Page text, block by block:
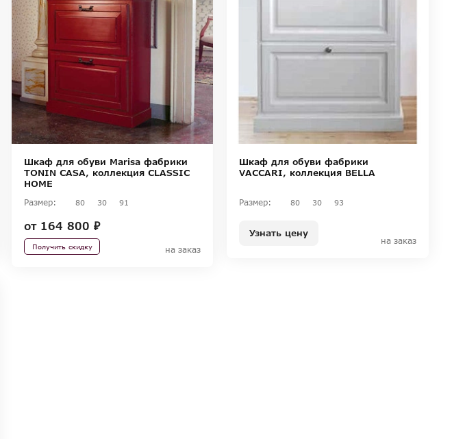
Шкаф для обуви Marisa фабрики
TONIN CASA, коллекция CLASSIC
HOME
Размер: 80 30 91
от164 800 ₽
Получить скидку на заказ
Шкаф для обуви фабрики
VACCARI, коллекция BELLA
Размер: 80 30 93
Узнать цену
на заказ